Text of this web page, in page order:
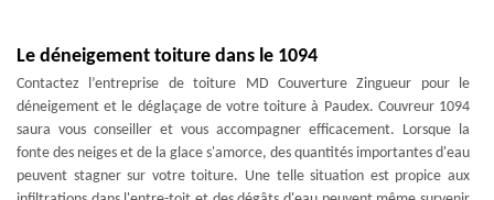
Le déneigement toiture dans le 1094
Contactez l’entreprise de toiture MD Couverture Zingueur pour le
déneigement et le déglaçage de votre toiture à Paudex. Couvreur 1094
saura vous conseiller et vous accompagner efficacement. Lorsque la
fonte des neiges et de la glace s'amorce, des quantités importantes d'eau
peuvent stagner sur votre toiture. Une telle situation est propice aux